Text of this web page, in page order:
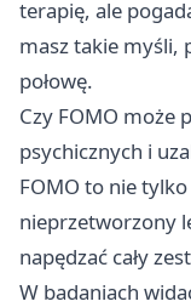
terapię, ale
masz takie myśli,
połowę.
Czy FOMO może
psychicznych i
FOMO to nie
nieprzetworzony
napędzać cały
W badaniach